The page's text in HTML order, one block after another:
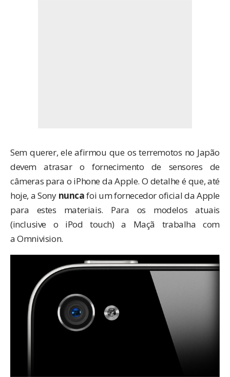
Sem querer, ele afirmou que os terremotos no Japão
devem atrasar o fornecimento de sensores de
câmeras para o iPhone da Apple. O detalhe é que, até
hoje, a Sony nuncafoi um fornecedor oficial da Apple
para estes materiais. Para os modelos atuais
(inclusive o iPod touch) a Maçã trabalha com
a Omnivision.